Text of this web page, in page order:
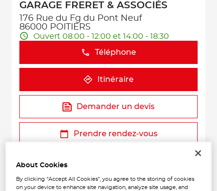
GARAGE FRERET & ASSOCIÉS
176 Rue du Fg du Pont Neuf
86000 POITIERS
Ouvert 08:00 - 12:00 et 14:00 - 18:30
Téléphone
Itinéraire
Demander un devis
Prendre rendez-vous
About Cookies
By clicking “Accept All Cookies”, you agree to the storing of cookies
on your device to enhance site navigation, analyze site usage, and